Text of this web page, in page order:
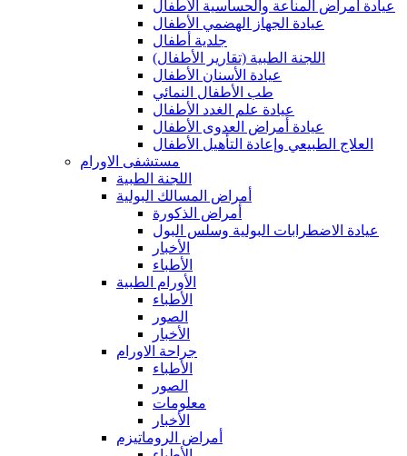
عيادة أمراض المناعة والحساسية الأطفال
عيادة الجهاز الهضمي الأطفال
جلدية أطفال
(اللجنة الطبية (تقارير الأطفال
عيادة الأسنان الأطفال
طب الأطفال النمائي
عيادة علم الغدد الأطفال
عيادة أمراض العدوى الأطفال
العلاج الطبيعي وإعادة التأهيل الأطفال
مستشفى الاورام
اللجنة الطبية
أمراض المسالك البولية
أمراض الذكورة
عيادة الاضطرابات البولية وسلس البول
الأخبار
الأطباء
الأورام الطبية
الأطباء
الصور
الأخبار
جراحة الاورام
الأطباء
الصور
معلومات
الأخبار
أمراض الروماتيزم